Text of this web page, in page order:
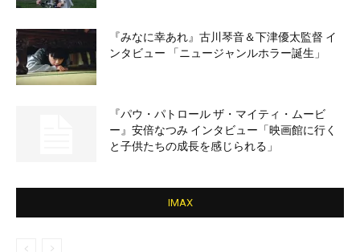
『みなに幸あれ』古川琴音＆下津優太監督 イ
ンタビュー 「ニュージャンルホラー誕生」
『パウ・パトロール ザ・マイティ・ムービ
ー』安倍なつみ インタビュー「映画館に行く
と子供たちの成長を感じられる」
IMAX